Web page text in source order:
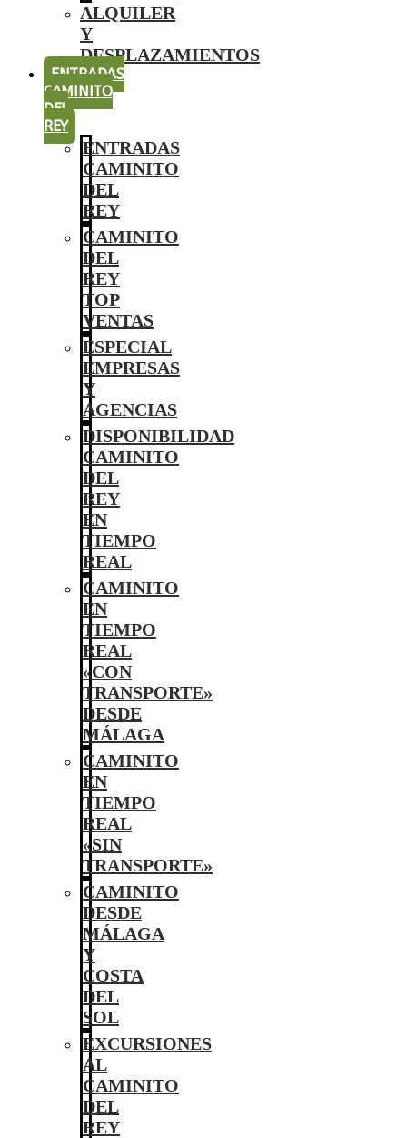
ALQUILER
Y
DESPLAZAMIENTOS
ENTRADAS
CAMINITO
DEL
REY
ENTRADAS
CAMINITO
DEL
REY
CAMINITO
DEL
REY
TOP
VENTAS
ESPECIAL
EMPRESAS
Y
AGENCIAS
DISPONIBILIDAD
CAMINITO
DEL
REY
EN
TIEMPO
REAL
CAMINITO
EN
TIEMPO
REAL
«CON
TRANSPORTE»
DESDE
MÁLAGA
CAMINITO
EN
TIEMPO
REAL
«SIN
TRANSPORTE»
CAMINITO
DESDE
MÁLAGA
Y
COSTA
DEL
SOL
EXCURSIONES
AL
CAMINITO
DEL
REY